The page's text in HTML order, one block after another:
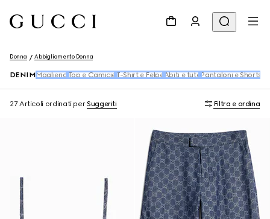
Donna Abbigliamento Donna
DENIM Maglieria Top e Camicie T-Shirt e Felpe Abiti e tutePantaloni e Shorts
27 Articoli ordinati perSuggeriti Filtra e ordina